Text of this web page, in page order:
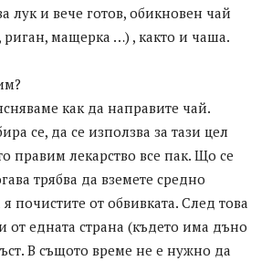
лук и вече готов, обикновен чай
мащерка …) , както и чаша.
как да направите чай.
се, да се използва за тази цел
правим лекарство все пак. Що се
трябва да вземете средно
почистите от обвивката. След това
от едната страна (където има дъно
В същото време не е нужно да